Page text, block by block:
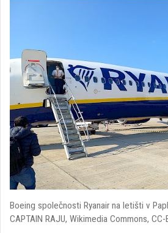
Boeing společnosti Ryanair na letišti v
CAPTAIN RAJU, Wikimedia Commons,